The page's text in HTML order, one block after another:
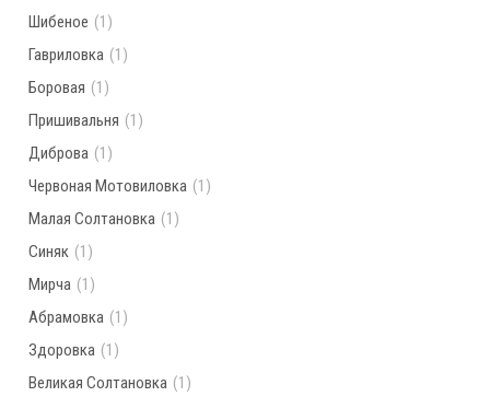
Шибеное (1)
Гавриловка (1)
Боровая (1)
Пришивальня (1)
Диброва (1)
Червоная Мотовиловка (1)
Малая Солтановка (1)
Синяк (1)
Мирча (1)
Абрамовка (1)
Здоровка (1)
Великая Солтановка (1)